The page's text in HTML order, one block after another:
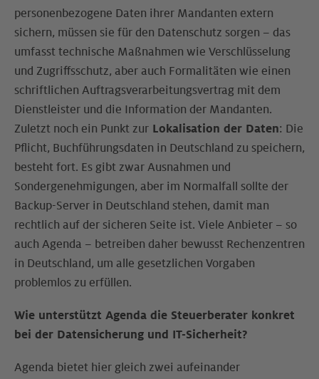
personenbezogene Daten ihrer Mandanten extern
sichern, müssen sie für den Datenschutz sorgen – das
umfasst technische Maßnahmen wie Verschlüsselung
und Zugriffsschutz, aber auch Formalitäten wie einen
schriftlichen Auftragsverarbeitungsvertrag mit dem
Dienstleister und die Information der Mandanten.
Zuletzt noch ein Punkt zur Lokalisation der Daten: Die
Pflicht, Buchführungsdaten in Deutschland zu speichern,
besteht fort. Es gibt zwar Ausnahmen und
Sondergenehmigungen, aber im Normalfall sollte der
Backup-Server in Deutschland stehen, damit man
rechtlich auf der sicheren Seite ist. Viele Anbieter – so
auch Agenda – betreiben daher bewusst Rechenzentren
in Deutschland, um alle gesetzlichen Vorgaben
problemlos zu erfüllen.
Wie unterstützt Agenda die Steuerberater konkret
bei der Datensicherung und IT-Sicherheit?
Agenda bietet hier gleich zwei aufeinander